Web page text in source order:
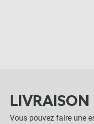
LIVRAISON
Vous pouvez faire une